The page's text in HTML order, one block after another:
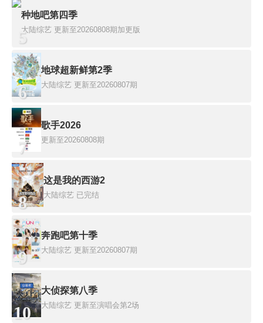
5
种地吧第四季
大陆综艺 更新至20260808期加更版
6
地球超新鲜第2季
大陆综艺 更新至20260807期
7
歌手2026
更新至20260808期
8
这是我的西游2
大陆综艺 已完结
9
奔跑吧第十季
大陆综艺 更新至20260807期
10
大侦探第八季
大陆综艺 更新至演唱会第2场